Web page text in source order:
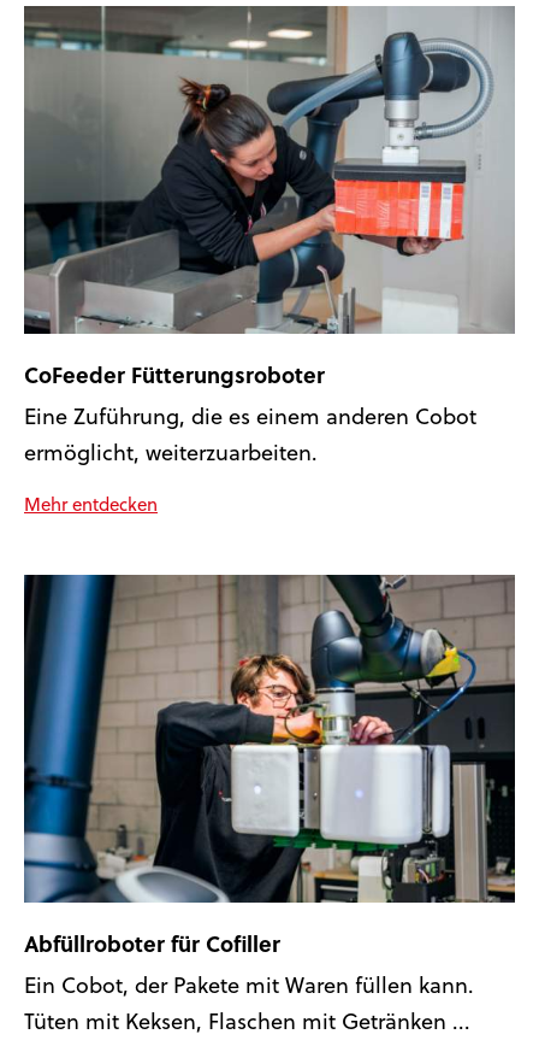
CoFeeder Fütterungsroboter
Eine Zuführung, die es einem anderen Cobot
ermöglicht, weiterzuarbeiten.
Mehr entdecken
Abfüllroboter für Cofiller
Ein Cobot, der Pakete mit Waren füllen kann.
Tüten mit Keksen, Flaschen mit Getränken ...